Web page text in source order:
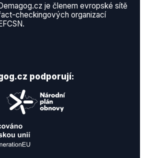
je členem evropské sítě
checkingových organizací
podporují: